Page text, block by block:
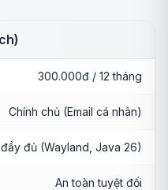
300.000đ / 12 tháng
Chính chủ (Email cá nhân)
đủ (Wayland, Java 26)
An toàn tuyệt đối